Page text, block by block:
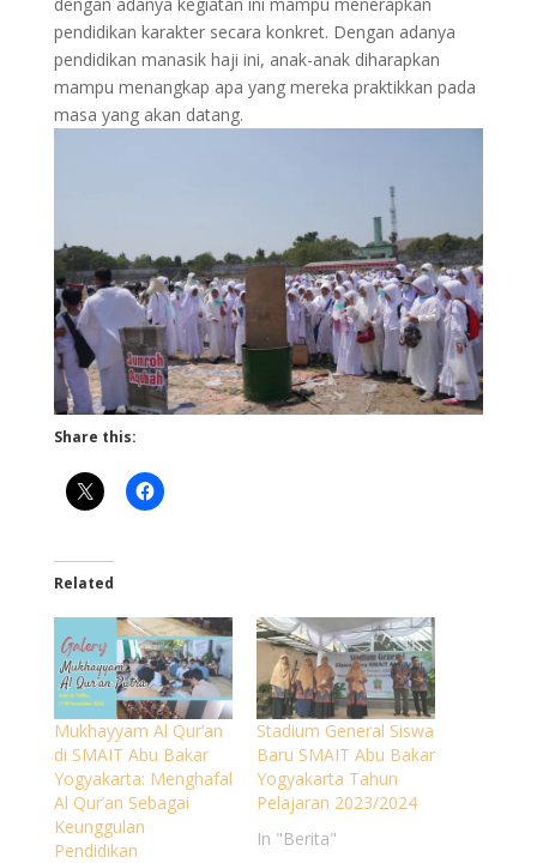
pendidikan karakter secara konkret. Dengan adanya
pendidikan manasik haji ini, anak-anak diharapkan
mampu menangkap apa yang mereka praktikkan pada
masa yang akan datang.
Share this:
Related
Mukhayyam Al Qur’an
di SMAIT Abu Bakar
Yogyakarta: Menghafal
Al Qur’an Sebagai
Keunggulan
Pendidikan
Stadium General Siswa
Baru SMAIT Abu Bakar
Yogyakarta Tahun
Pelajaran 2023/2024
In "Berita"